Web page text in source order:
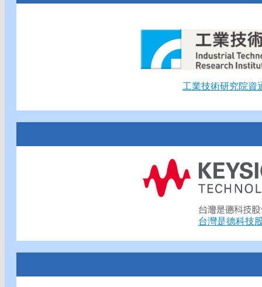
工業技術研究院資
台灣是德科技